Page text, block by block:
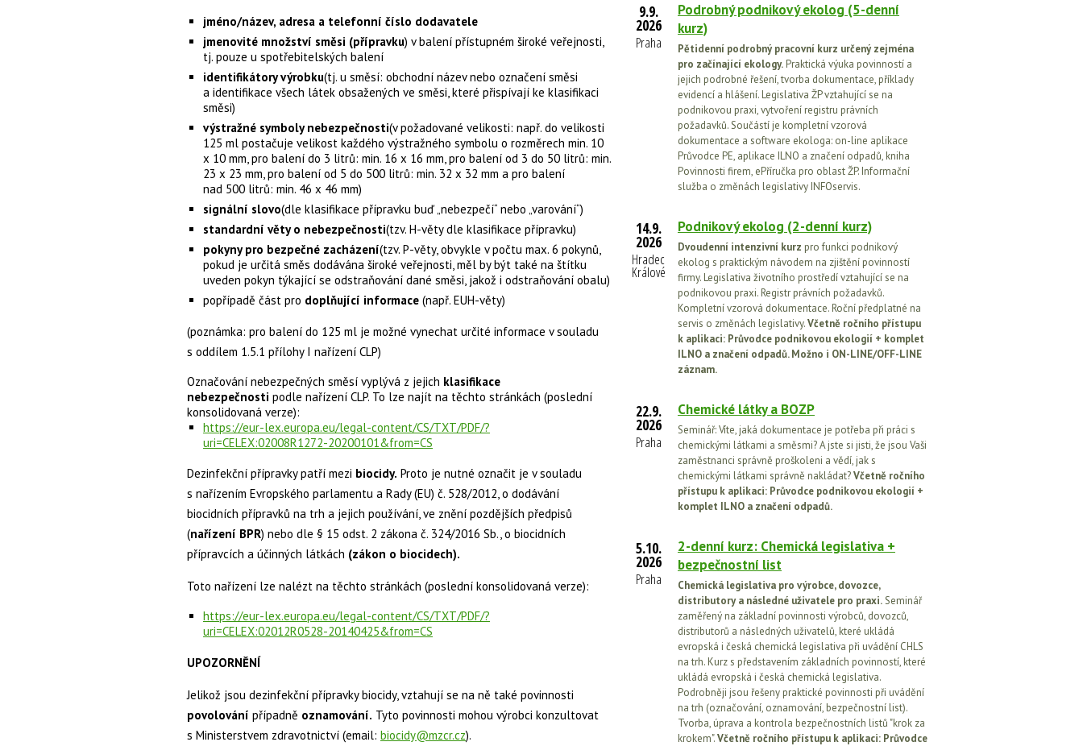
jméno/název, adresa a telefonní číslo dodavatele
jmenovité množství směsi (přípravku) v balení přístupném široké veřejnosti,
tj. pouze u spotřebitelských balení
identifikátory výrobku(tj. u směsí: obchodní název nebo označení směsi
a identifikace všech látek obsažených ve směsi, které přispívají ke klasifikaci
směsi)
výstražné symboly nebezpečnosti(v požadované velikosti: např. do velikosti
125 ml postačuje velikost každého výstražného symbolu o rozměrech min. 10
x 10 mm, pro balení do 3 litrů: min. 16 x 16 mm, pro balení od 3 do 50 litrů: min.
23 x 23 mm, pro balení od 5 do 500 litrů: min. 32 x 32 mm a pro balení
nad 500 litrů: min. 46 x 46 mm)
signální slovo(dle klasifikace přípravku buď „nebezpečí“ nebo „varování“)
standardní věty o nebezpečnosti(tzv. H-věty dle klasifikace přípravku)
pokyny pro bezpečné zacházení(tzv. P-věty, obvykle v počtu max. 6 pokynů,
pokud je určitá směs dodávána široké veřejnosti, měl by být také na štítku
uveden pokyn týkající se odstraňování dané směsi, jakož i odstraňování obalu)
popřípadě část pro doplňující informace (např. EUH-věty)
(poznámka: pro balení do 125 ml je možné vynechat určité informace v souladu
s oddílem 1.5.1 přílohy I nařízení CLP)
Označování nebezpečných směsí vyplývá z jejich klasifikace
nebezpečnosti podle nařízení CLP. To lze najít na těchto stránkách (poslední
konsolidovaná verze):
https://eur-lex.europa.eu/legal-content/CS/TXT/PDF/?
uri=CELEX:02008R1272-20200101&from=CS
Dezinfekční přípravky patří mezi biocidy. Proto je nutné označit je v souladu
s nařízením Evropského parlamentu a Rady (EU) č. 528/2012, o dodávání
biocidních přípravků na trh a jejich používání, ve znění pozdějších předpisů
(nařízení BPR) nebo dle § 15 odst. 2 zákona č. 324/2016 Sb., o biocidních
přípravcích a účinných látkách (zákon o biocidech).
Toto nařízení lze nalézt na těchto stránkách (poslední konsolidovaná verze):
https://eur-lex.europa.eu/legal-content/CS/TXT/PDF/?
uri=CELEX:02012R0528-20140425&from=CS
UPOZORNĚNÍ
Jelikož jsou dezinfekční přípravky biocidy, vztahují se na ně také povinnosti
povolování případně oznamování. Tyto povinnosti mohou výrobci konzultovat
s Ministerstvem zdravotnictví (email: biocidy@mzcr.cz).
9.9.
2026
Praha
Podrobný podnikový ekolog (5-denní
kurz)
Pětidenní podrobný pracovní kurz určený zejména
pro začínající ekology. Praktická výuka povinností a
jejich podrobné řešení, tvorba dokumentace, příklady
evidencí a hlášení. Legislativa ŽP vztahující se na
podnikovou praxi, vytvoření registru právních
požadavků. Součástí je kompletní vzorová
dokumentace a software ekologa: on-line aplikace
Průvodce PE, aplikace ILNO a značení odpadů, kniha
Povinnosti firem, ePříručka pro oblast ŽP. Informační
služba o změnách legislativy INFOservis.
14.9.
2026
Hradec
Králové
Podnikový ekolog (2-denní kurz)
Dvoudenní intenzivní kurz pro funkci podnikový
ekolog s praktickým návodem na zjištění povinností
firmy. Legislativa životního prostředí vztahující se na
podnikovou praxi. Registr právních požadavků.
Kompletní vzorová dokumentace. Roční předplatné na
servis o změnách legislativy.Včetně ročního přístupu
k aplikaci: Průvodce podnikovou ekologií + komplet
ILNO a značení odpadů. Možno i ON-LINE/OFF-LINE
záznam.
22.9.
2026
Praha
Chemické látky a BOZP
Seminář: Víte, jaká dokumentace je potřeba při práci s
chemickými látkami a směsmi? A jste si jisti, že jsou Vaši
zaměstnanci správně proškoleni a vědí, jak s
chemickými látkami správně nakládat?Včetně ročního
přístupu k aplikaci: Průvodce podnikovou ekologií +
komplet ILNO a značení odpadů.
5.10.
2026
Praha
2-denní kurz: Chemická legislativa +
bezpečnostní list
Chemická legislativa pro výrobce, dovozce,
distributory a následné uživatele pro praxi.Seminář
zaměřený na základní povinnosti výrobců, dovozců,
distributorů a následných uživatelů, které ukládá
evropská i česká chemická legislativa při uvádění CHLS
na trh. Kurz s představením základních povinností, které
ukládá evropská i česká chemická legislativa.
Podrobněji jsou řešeny praktické povinnosti při uvádění
na trh (označování, oznamování, bezpečnostní list).
Tvorba, úprava a kontrola bezpečnostních listů "krok za
krokem".Včetně ročního přístupu k aplikaci: Průvodce